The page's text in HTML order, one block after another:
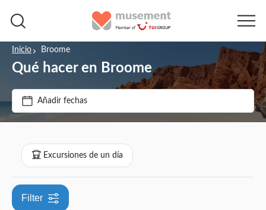
Inicio Broome
Qué hacer en Broome
Añadir fechas
Precio (por adulto)
Tipo de entrada
Local touch
Cancelación gratuita
Confirmación al momento
Categorías
Cultura e historia
Excursiones de un día
Filter